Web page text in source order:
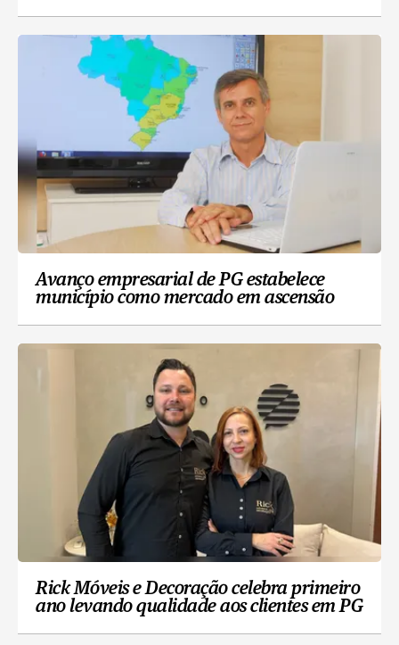
Avanço empresarial de PG estabelece
município como mercado em ascensão
Rick Móveis e Decoração celebra primeiro
ano levando qualidade aos clientes em PG